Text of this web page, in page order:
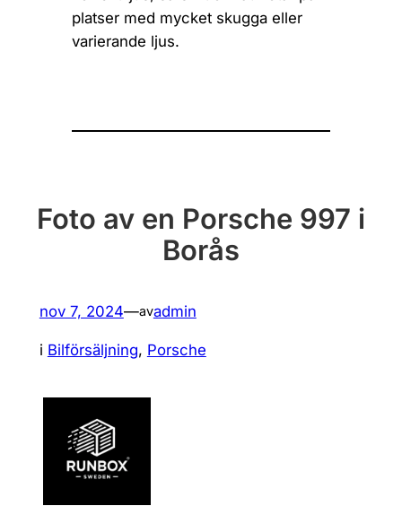
platser med mycket skugga eller
varierande ljus.
Foto av en Porsche 997 i
Borås
nov 7, 2024—avadmin
i Bilförsäljning, Porsche